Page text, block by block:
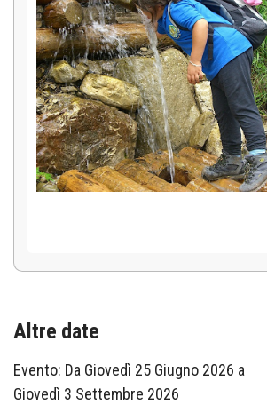
Altre date
Evento: Da Giovedì 25 Giugno 2026 a
Giovedì 3 Settembre 2026